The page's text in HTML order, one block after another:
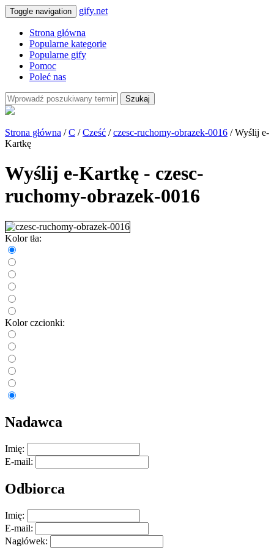
Toggle navigation gify.net
Strona główna
Popularne kategorie
Popularne gify
Pomoc
Poleć nas
Szukaj
Strona główna /C /Cześć /czesc-ruchomy-obrazek-0016 / Wyślij e-
Kartkę
Wyślij e-Kartkę - czesc-
ruchomy-obrazek-0016
Kolor tła:
Kolor czcionki:
Nadawca
Imię:
E-mail:
Odbiorca
Imię:
E-mail:
Nagłówek: